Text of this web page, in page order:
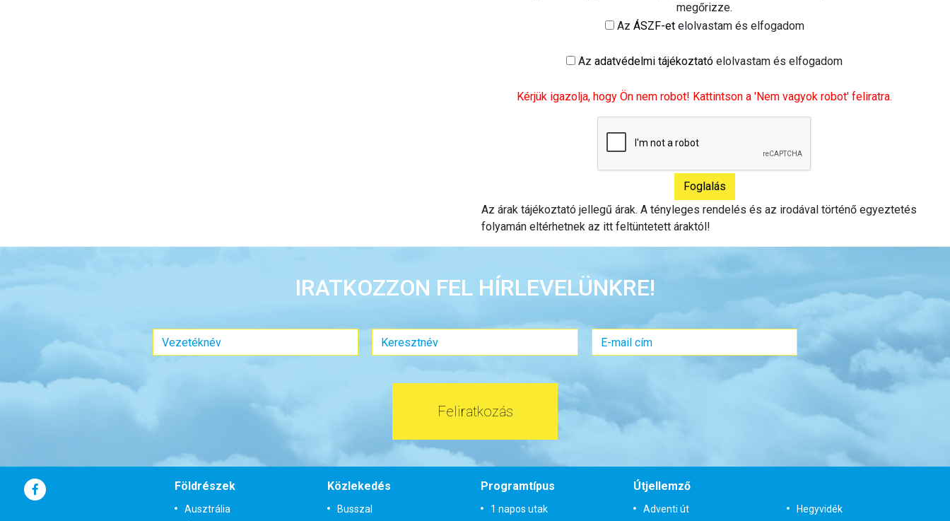
megőrizze.
Az ÁSZF-etelolvastam és elfogadom
Az adatvédelmi tájékoztató elolvastam és elfogadom
Kérjük igazolja, hogy Ön nem robot! Kattintson a 'Nem vagyok robot' feliratra.
Az árak tájékoztató jellegű árak. A tényleges rendelés és az irodával történő egyeztetés
folyamán eltérhetnek az itt feltüntetett áraktól!
IRATKOZZON FEL HÍRLEVELÜNKRE!
Feliratkozás
Földrészek
Ausztrália
Közlekedés
Busszal
Programtípus
1 napos utak
Útjellemző
Adventi út
Hegyvidék